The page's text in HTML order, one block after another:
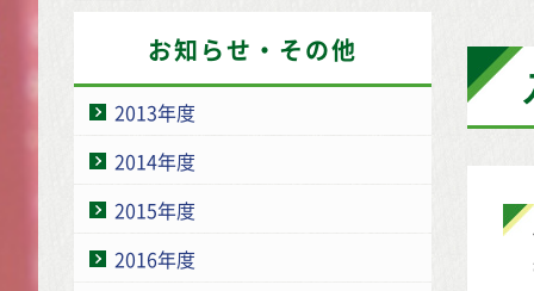
お知らせ・その他
2013年度
2014年度
2015年度
2016年度